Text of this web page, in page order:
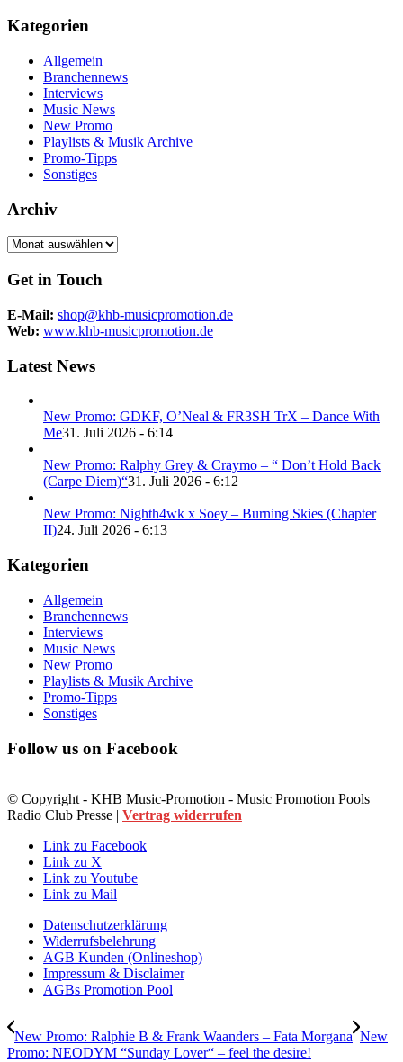
Kategorien
Allgemein
Branchennews
Interviews
Music News
New Promo
Playlists & Musik Archive
Promo-Tipps
Sonstiges
Archiv
Archiv
Get in Touch
E-Mail: shop@khb-musicpromotion.de
Web: www.khb-musicpromotion.de
Latest News
New Promo: GDKF, O’Neal & FR3SH TrX – Dance With
Me31. Juli 2026 - 6:14
New Promo: Ralphy Grey & Craymo – “ Don’t Hold Back
(Carpe Diem)“31. Juli 2026 - 6:12
New Promo: Nighth4wk x Soey – Burning Skies (Chapter
II)24. Juli 2026 - 6:13
Kategorien
Allgemein
Branchennews
Interviews
Music News
New Promo
Playlists & Musik Archive
Promo-Tipps
Sonstiges
Follow us on Facebook
© Copyright - KHB Music-Promotion - Music Promotion Pools
Radio Club Presse | Vertrag widerrufen
Link zu Facebook
Link zu X
Link zu Youtube
Link zu Mail
Datenschutzerklärung
Widerrufsbelehrung
AGB Kunden (Onlineshop)
Impressum & Disclaimer
AGBs Promotion Pool
New Promo: Ralphie B & Frank Waanders – Fata Morgana New
Promo: NEODYM “Sunday Lover“ – feel the desire!